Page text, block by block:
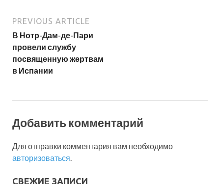
PREVIOUS ARTICLE
В Нотр-Дам-де-Пари
провели службу
посвященную жертвам
в Испании
Добавить комментарий
Для отправки комментария вам необходимо
авторизоваться
СВЕЖИЕ ЗАПИСИ